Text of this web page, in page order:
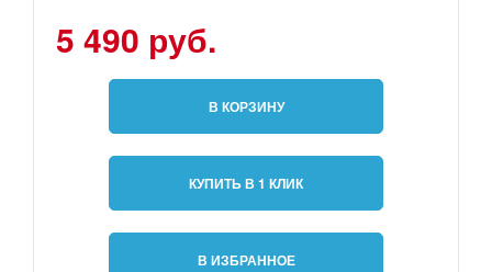
5 490 руб.
В КОРЗИНУ
КУПИТЬ В 1 КЛИК
В ИЗБРАННОЕ